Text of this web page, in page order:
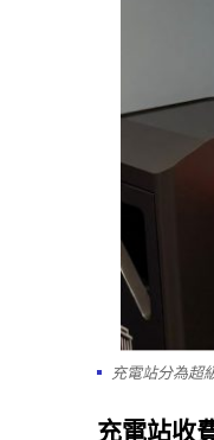
充電站分為超
充電站收